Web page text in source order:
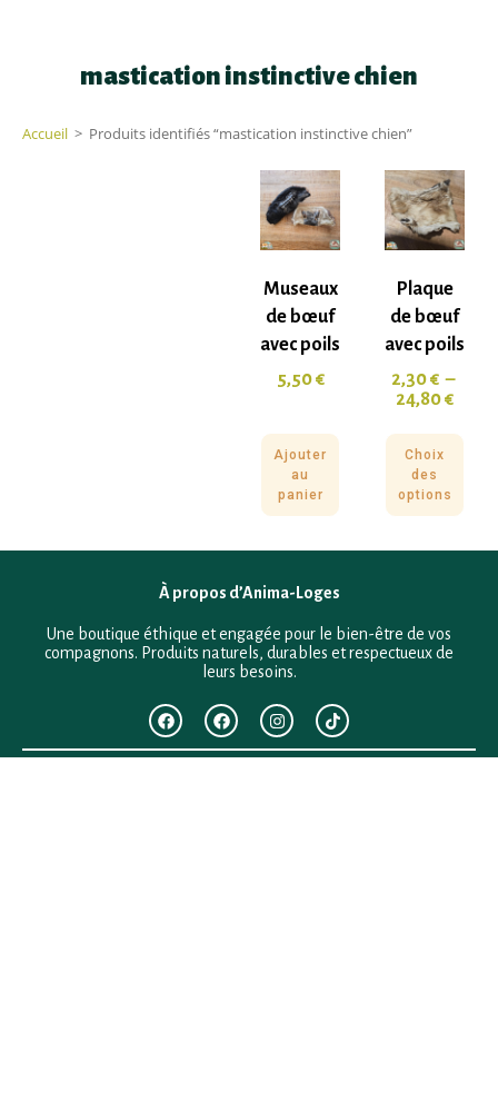
mastication instinctive chien
Accueil > Produits identifiés “mastication instinctive chien”
Museaux
de bœuf
avec poils
5,50€
Ajouter
au
panier
Plaque
de bœuf
avec poils
2,30€ –
24,80€
Choix
des
options
À propos d’Anima-Loges
Une boutique éthique et engagée pour le bien-être de vos
compagnons. Produits naturels, durables et respectueux de
leurs besoins.